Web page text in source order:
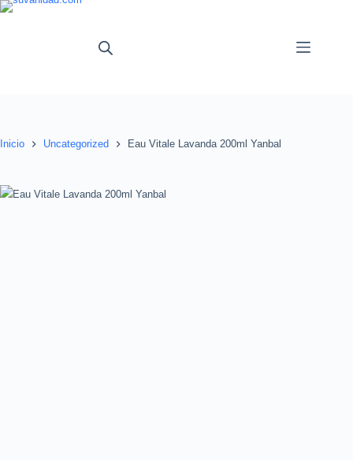
Saltar
Inicio Uncategorized Eau Vitale Lavanda 200ml Yanbal